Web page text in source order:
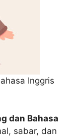
Inggris
dan Bahasa
sabar, dan